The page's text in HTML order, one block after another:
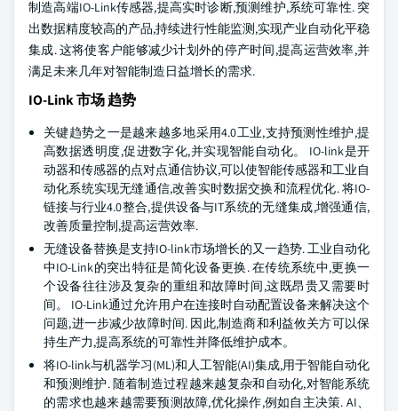
制造高端IO-Link传感器,提高实时诊断,预测维护,系统可靠性. 突
出数据精度较高的产品,持续进行性能监测,实现产业自动化平稳
集成. 这将使客户能够减少计划外的停产时间,提高运营效率,并
满足未来几年对智能制造日益增长的需求.
IO-Link 市场 趋势
关键趋势之一是越来越多地采用4.0工业,支持预测性维护,提
高数据透明度,促进数字化,并实现智能自动化。 IO-link是开
动器和传感器的点对点通信协议,可以使智能传感器和工业自
动化系统实现无缝通信,改善实时数据交换和流程优化. 将IO-
链接与行业4.0整合,提供设备与IT系统的无缝集成,增强通信,
改善质量控制,提高运营效率.
无缝设备替换是支持IO-link市场增长的又一趋势. 工业自动化
中IO-Link的突出特征是简化设备更换. 在传统系统中,更换一
个设备往往涉及复杂的重组和故障时间,这既昂贵又需要时
间。 IO-Link通过允许用户在连接时自动配置设备来解决这个
问题,进一步减少故障时间. 因此,制造商和利益攸关方可以保
持生产力,提高系统的可靠性并降低维护成本。
将IO-link与机器学习(ML)和人工智能(AI)集成,用于智能自动化
和预测维护. 随着制造过程越来越复杂和自动化,对智能系统
的需求也越来越需要预测故障,优化操作,例如自主决策. AI、